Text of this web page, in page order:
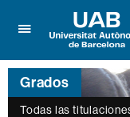
aquí
para
desplegar
el
Universitat
Autònoma
de
Grados
Todas las